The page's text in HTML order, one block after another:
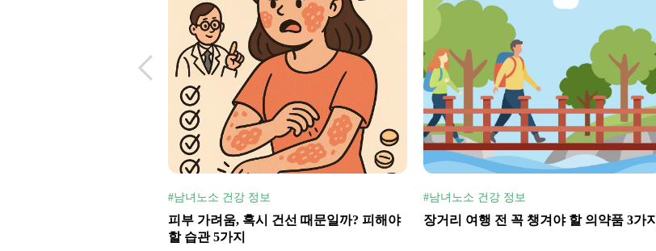
#남녀노소 건강 정보
피부 가려움, 혹시 건선 때문일까? 피해야
할 습관 5가지
#남녀노소 건강 정보
장거리 여행 전 꼭 챙겨야 할 의약품 3가지